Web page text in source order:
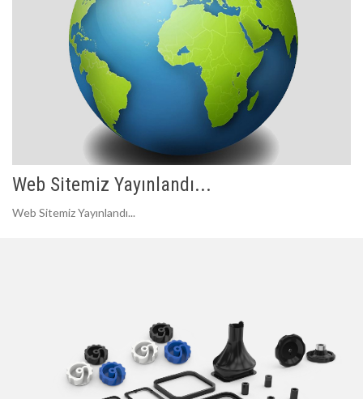
Web Sitemiz Yayınlandı...
Web Sitemiz Yayınlandı...